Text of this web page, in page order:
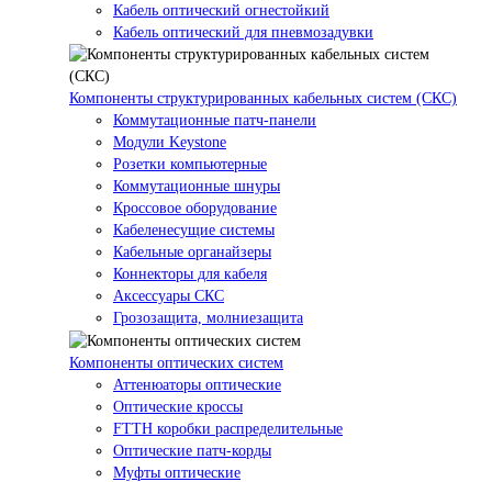
Кабель оптический огнестойкий
Кабель оптический для пневмозадувки
Компоненты структурированных кабельных систем (СКС)
Коммутационные патч-панели
Модули Keystone
Розетки компьютерные
Коммутационные шнуры
Кроссовое оборудование
Кабеленесущие системы
Кабельные органайзеры
Коннекторы для кабеля
Аксессуары СКС
Грозозащита, молниезащита
Компоненты оптических систем
Аттенюаторы оптические
Оптические кроссы
FTTH коробки распределительные
Оптические патч-корды
Муфты оптические